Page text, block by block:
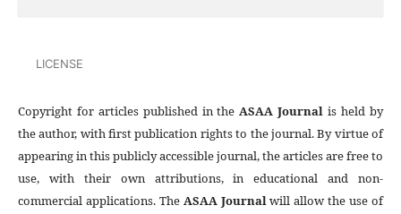
LICENSE
Copyright for articles published in theASAA Journalis held by
the author, with first publication rights to the journal. By virtue of
appearing in this publicly accessible journal, the articles are free to
use, with their own attributions, in educational and non-
commercial applications. The ASAA Journalwill allow the use of